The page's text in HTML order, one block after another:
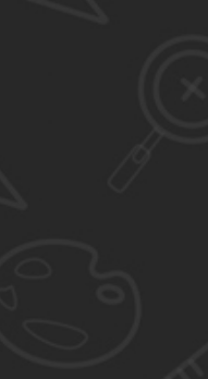
恭喜
恭喜
恭喜